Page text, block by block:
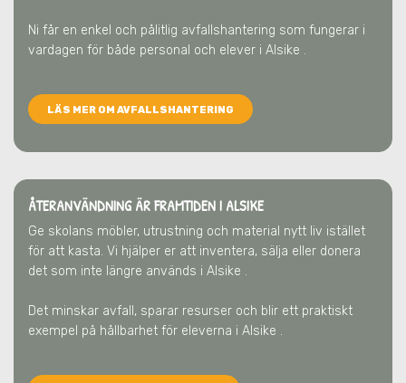
Ni får en enkel och pålitlig avfallshantering som fungerar i
vardagen för både personal och elever i Alsike .
LÄS MER OM AVFALLSHANTERING
ÅTERANVÄNDNING ÄR FRAMTIDENI ALSIKE
Ge skolans möbler, utrustning och material nytt liv istället
för att kasta. Vi hjälper er att inventera, sälja eller donera
det som inte längre används i Alsike .
Det minskar avfall, sparar resurser och blir ett praktiskt
exempel på hållbarhet för eleverna i Alsike .